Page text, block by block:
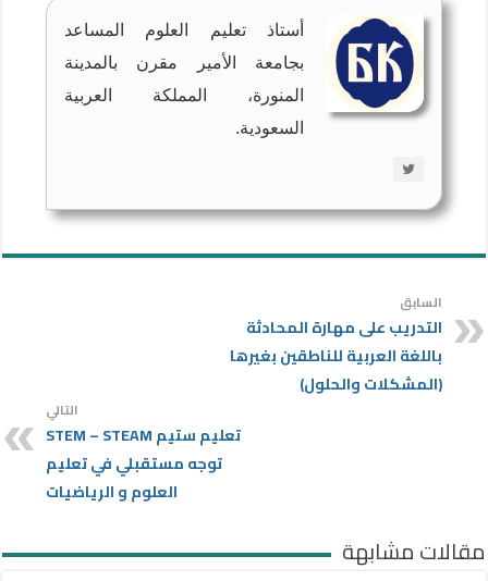
أستاذ تعليم العلوم المساعد
بجامعة الأمير مقرن بالمدينة
المنورة، المملكة العربية
السعودية.
السابق
التدريب على مهارة المحادثة
باللغة العربية للناطقين بغيرها
(المشكلات والحلول)
التالي
تعليم ستيم STEM – STEAM
توجه مستقبلي في تعليم
العلوم و الرياضيات
مقالات مشابهة